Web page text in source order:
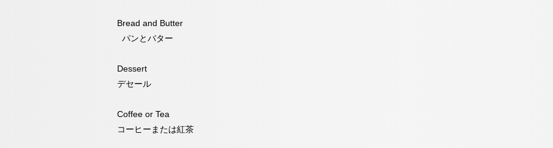
Bread and Butter
パンとバター
Dessert
デセール
Coffee or Tea
コーヒーまたは紅茶